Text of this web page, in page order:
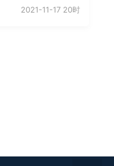
2021-11-17 20时